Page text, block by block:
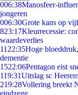
006:38Manosfeer-
jongeren
006:30Grote kans op
823:17Kleurrecessie:
waardeverlies
11 22:35Hoge
dementie
1522:06Pentagon eist
119:31Uitslag sc
219:28Vollering breekt
eindzege